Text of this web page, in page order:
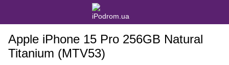
Apple iPhone 15 Pro 256GB Natural
Titanium (MTV53)